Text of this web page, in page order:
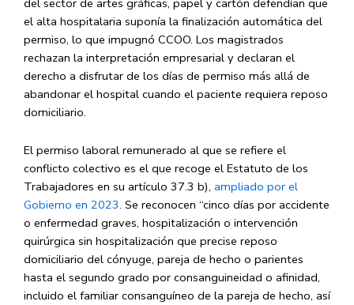
el alta hospitalaria suponía la finalización automática del
permiso, lo que impugnó CCOO. Los magistrados
rechazan la interpretación empresarial y declaran el
derecho a disfrutar de los días de permiso más allá de
abandonar el hospital cuando el paciente requiera reposo
domiciliario.
El permiso laboral remunerado al que se refiere el
conflicto colectivo es el que recoge el Estatuto de los
Trabajadores en su artículo 37.3 b), ampliado por el
Gobierno en 2023. Se reconocen “cinco días por accidente
o enfermedad graves, hospitalización o intervención
quirúrgica sin hospitalización que precise reposo
domiciliario del cónyuge, pareja de hecho o parientes
hasta el segundo grado por consanguineidad o afinidad,
incluido el familiar consanguíneo de la pareja de hecho, así